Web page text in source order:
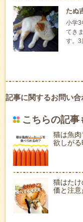
たぬ
小学3
てき
す。3
記事に関するお問い合
こちらの記
猫は魚
欲しが
猫はた
価と注意